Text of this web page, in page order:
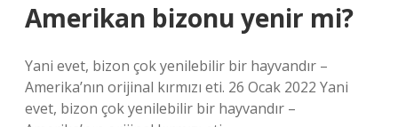
Amerikan bizonu yenir mi?
Yani evet, bizon çok yenilebilir bir hayvandır –
Amerika’nın orijinal kırmızı eti. 26 Ocak 2022 Yani
evet, bizon çok yenilebilir bir hayvandır –